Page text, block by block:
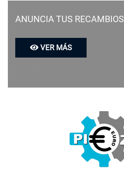
ANUNCIA TUS RECAMBIOS
VER MÁS